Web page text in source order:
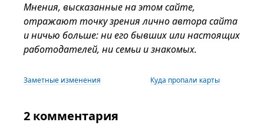
Мнения, высказанные на этом сайте,
отражают точку зрения лично автора сайта
и ничью больше: ни его бывших или настоящих
работодателей, ни семьи и знакомых.
Заметные изменения Куда пропали карты
2 комментария